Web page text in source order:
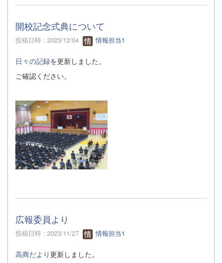
開校記念式典について
投稿日時 : 2023/12/04 情報担当1
日々の記録を更新しました。
ご確認ください。
広報委員より
投稿日時 : 2023/11/27 情報担当1
高商だより更新しました。